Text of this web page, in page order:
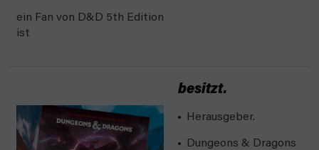
ein Fan von D&D 5th Edition
ist
besitzt.
Herausgeber.
Dungeons & Dragons